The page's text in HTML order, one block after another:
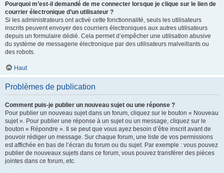
Pourquoi m’est-il demandé de me connecter lorsque je clique sur le lien de
courrier électronique d’un utilisateur ?
Si les administrateurs ont activé cette fonctionnalité, seuls les utilisateurs
inscrits peuvent envoyer des courriers électroniques aux autres utilisateurs
depuis un formulaire dédié. Cela permet d’empêcher une utilisation abusive
du système de messagerie électronique par des utilisateurs malveillants ou
des robots.
Haut
Problèmes de publication
Comment puis-je publier un nouveau sujet ou une réponse ?
Pour publier un nouveau sujet dans un forum, cliquez sur le bouton « Nouveau
sujet ». Pour publier une réponse à un sujet ou un message, cliquez sur le
bouton « Répondre ». Il se peut que vous ayez besoin d’être inscrit avant de
pouvoir rédiger un message. Sur chaque forum, une liste de vos permissions
est affichée en bas de l’écran du forum ou du sujet. Par exemple : vous pouvez
publier de nouveaux sujets dans ce forum, vous pouvez transférer des pièces
jointes dans ce forum, etc.